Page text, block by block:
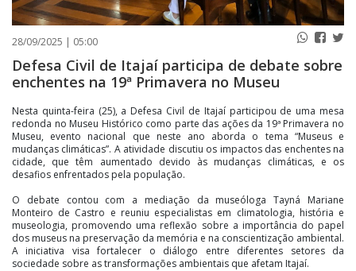
28/09/2025 | 05:00
Defesa Civil de Itajaí participa de debate sobre
enchentes na 19ª Primavera no Museu
Nesta quinta-feira (25), a Defesa Civil de Itajaí participou de uma mesa
redonda no Museu Histórico como parte das ações da 19ª Primavera no
Museu, evento nacional que neste ano aborda o tema “Museus e
mudanças climáticas”. A atividade discutiu os impactos das enchentes na
cidade, que têm aumentado devido às mudanças climáticas, e os
desafios enfrentados pela população.
O debate contou com a mediação da museóloga Tayná Mariane
Monteiro de Castro e reuniu especialistas em climatologia, história e
museologia, promovendo uma reflexão sobre a importância do papel
dos museus na preservação da memória e na conscientização ambiental.
A iniciativa visa fortalecer o diálogo entre diferentes setores da
sociedade sobre as transformações ambientais que afetam Itajaí.